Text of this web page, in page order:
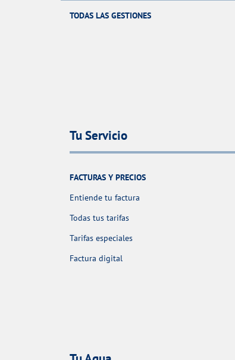
TODAS LAS GESTIONES
Tu Servicio
FACTURAS Y PRECIOS
Entiende tu factura
Todas tus tarifas
Tarifas especiales
Factura digital